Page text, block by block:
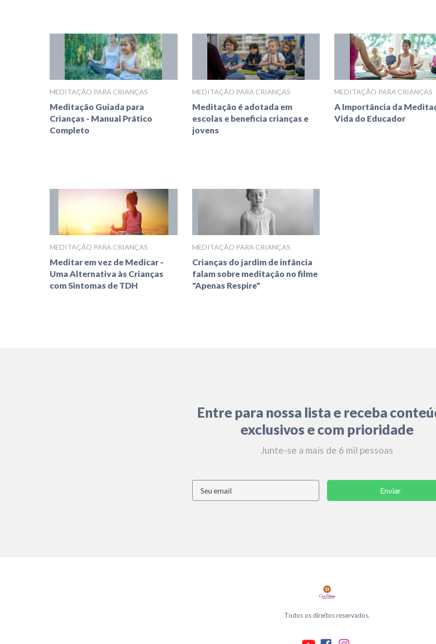
MEDITAÇÃO PARA CRIANÇAS
Meditação Guiada para
Crianças - Manual Prático
Completo
MEDITAÇÃO PARA CRIANÇAS
Meditação é adotada em
escolas e beneficia crianças e
jovens
MEDITAÇÃO PARA CRIANÇAS
A Importância da
Vida do Educador
MEDITAÇÃO PARA CRIANÇAS
Meditar em vez de Medicar -
Uma Alternativa às Crianças
com Sintomas de TDH
MEDITAÇÃO PARA CRIANÇAS
Crianças do jardim de infância
falam sobre meditação no filme
"Apenas Respire"
Entre para nossa lista e receba
exclusivos e com prioridade
Junte-se a mais de 6 mil pessoas
Enviar
Todos os direitos reservados.